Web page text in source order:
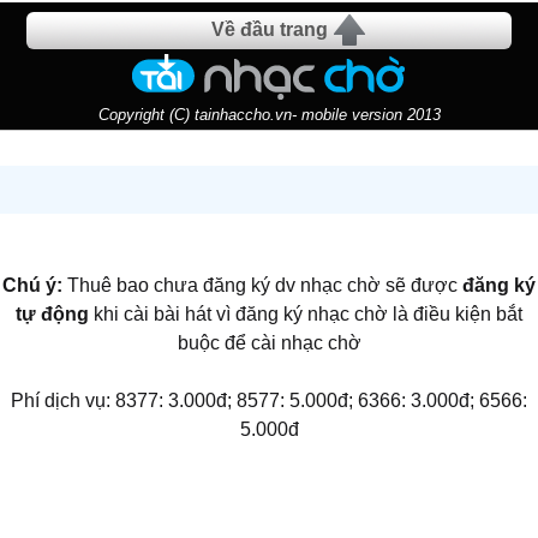
Về đầu trang
Copyright (C) tainhaccho.vn- mobile version 2013
Chú ý: Thuê bao chưa đăng ký dv nhạc chờ sẽ được đăng ký
tự động khi cài bài hát vì đăng ký nhạc chờ là điều kiện bắt
buộc để cài nhạc chờ
Phí dịch vụ: 8377: 3.000đ; 8577: 5.000đ; 6366: 3.000đ; 6566:
5.000đ